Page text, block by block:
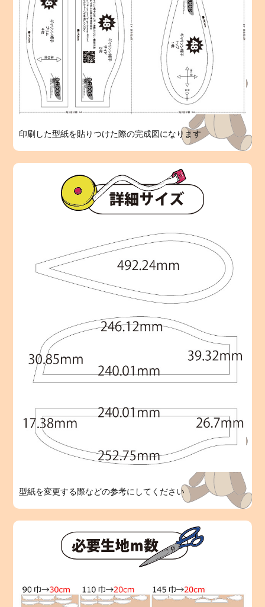
印刷した型紙を貼りつけた際の完成図になります
型紙を変更する際などの参考にしてください